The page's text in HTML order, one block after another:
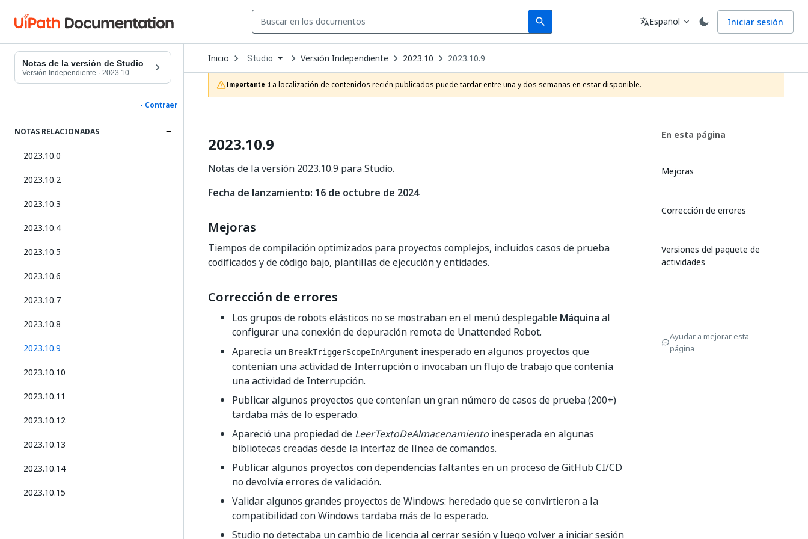
search
Search Idioma
translateEspañol expand_more Iniciar sesión
Notas de la versión de Studio
Versión Independiente · 2023.10
- Contraer
NOTAS RELACIONADAS
2023.10.0
2023.10.2
2023.10.3
2023.10.4
2023.10.5
2023.10.6
2023.10.7
2023.10.8
2023.10.9
2023.10.10
2023.10.11
2023.10.12
2023.10.13
2023.10.14
2023.10.15
Inicio Open
Dropdown
to
choose
product
Studio Versión Independiente 2023.10 2023.10.9
Importante :La localización de contenidos recién publicados puede tardar entre una y dos semanas en estar disponible.
2023.10.9
Notas de la versión 2023.10.9 para Studio.
Fecha de lanzamiento: 16 de octubre de 2024
Mejoras
Tiempos de compilación optimizados para proyectos complejos, incluidos casos de prueba
codificados y de código bajo, plantillas de ejecución y entidades.
Corrección de errores
Los grupos de robots elásticos no se mostraban en el menú desplegable Máquina al
configurar una conexión de depuración remota de Unattended Robot.
Aparecía un BreakTriggerScopeInArgument inesperado en algunos proyectos que
contenían una actividad de Interrupción o invocaban un flujo de trabajo que contenía
una actividad de Interrupción.
Publicar algunos proyectos que contenían un gran número de casos de prueba (200+)
tardaba más de lo esperado.
Apareció una propiedad de LeerTextoDeAlmacenamiento inesperada en algunas
bibliotecas creadas desde la interfaz de línea de comandos.
Publicar algunos proyectos con dependencias faltantes en un proceso de GitHub CI/CD
no devolvía errores de validación.
Validar algunos grandes proyectos de Windows: heredado que se convirtieron a la
compatibilidad con Windows tardaba más de lo esperado.
Studio no detectaba un cambio de licencia al cerrar sesión y luego volver a iniciar sesión
En esta página
Mejoras
Corrección de errores
Versiones del paquete de
actividades
Ayudar a mejorar esta
página